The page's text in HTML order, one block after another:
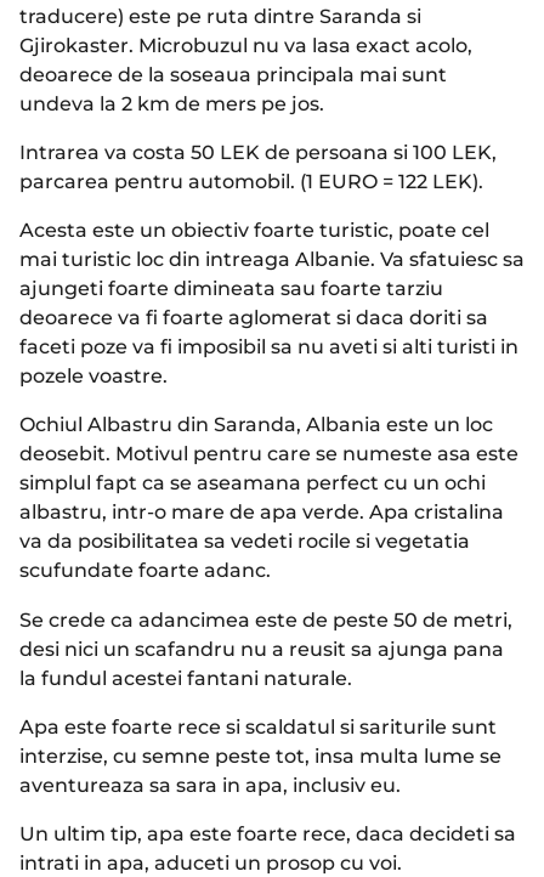
traducere) este pe ruta dintre Saranda si
Gjirokaster. Microbuzul nu va lasa exact acolo,
deoarece de la soseaua principala mai sunt
undeva la 2 km de mers pe jos.
Intrarea va costa 50 LEK de persoana si 100 LEK,
parcarea pentru automobil. (1 EURO = 122 LEK).
Acesta este un obiectiv foarte turistic, poate cel
mai turistic loc din intreaga Albanie. Va sfatuiesc sa
ajungeti foarte dimineata sau foarte tarziu
deoarece va fi foarte aglomerat si daca doriti sa
faceti poze va fi imposibil sa nu aveti si alti turisti in
pozele voastre.
Ochiul Albastru din Saranda, Albania este un loc
deosebit. Motivul pentru care se numeste asa este
simplul fapt ca se aseamana perfect cu un ochi
albastru, intr-o mare de apa verde. Apa cristalina
va da posibilitatea sa vedeti rocile si vegetatia
scufundate foarte adanc.
Se crede ca adancimea este de peste 50 de metri,
desi nici un scafandru nu a reusit sa ajunga pana
la fundul acestei fantani naturale.
Apa este foarte rece si scaldatul si sariturile sunt
interzise, cu semne peste tot, insa multa lume se
aventureaza sa sara in apa, inclusiv eu.
Un ultim tip, apa este foarte rece, daca decideti sa
intrati in apa, aduceti un prosop cu voi.